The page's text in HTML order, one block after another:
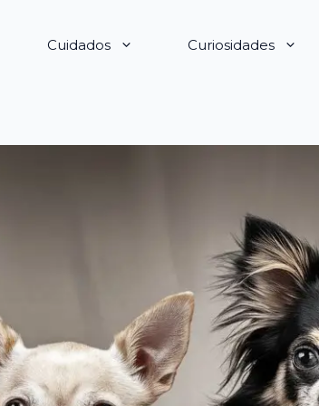
Cuidados Curiosidades